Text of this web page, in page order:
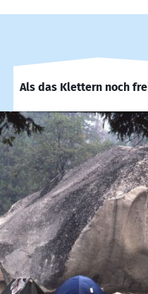
Als das Klettern noch